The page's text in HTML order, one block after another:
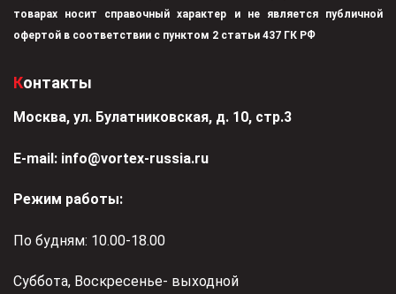
товарах носит справочный характер и не является публичной
офертой в соответствии с пунктом 2 статьи 437 ГК РФ
Контакты
Москва, ул. Булатниковская, д. 10, стр.3
Е-mail: info@vortex-russia.ru
Режим работы:
По будням: 10.00-18.00
Суббота, Воскресенье- выходной